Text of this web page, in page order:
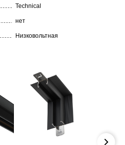
Technical
нет
Низковольтная